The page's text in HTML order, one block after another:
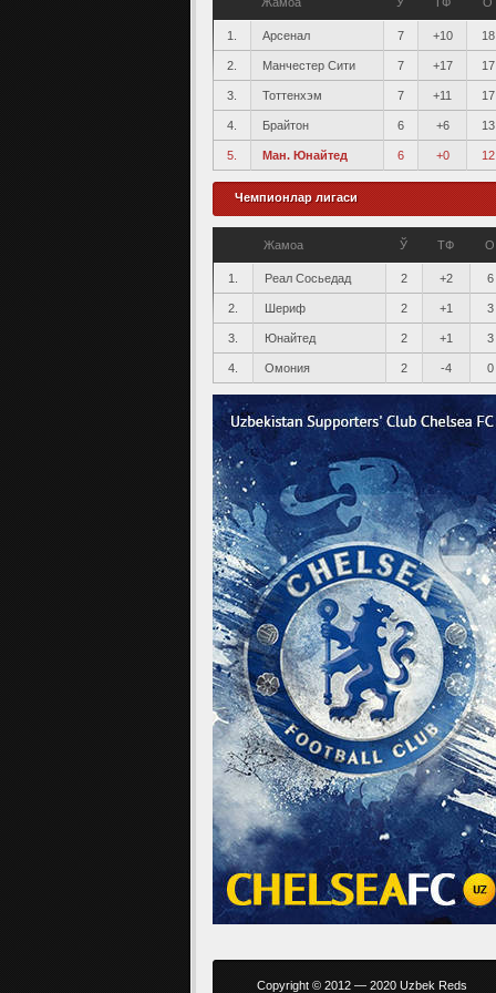
1. Арсенал 7 +10 18
2. Манчестер Сити 7 +17 17
3. Тоттенхэм 7 +11 17
4. Брайтон 6 +6 13
5. Ман. Юнайтед 6 +0 12
Чемпионлар лигаси
Жамоа Ў ТФ О
1. Реал Сосьедад 2 +2 6
2. Шериф 2 +1 3
3. Юнайтед 2 +1 3
4. Омония 2 -4 0
Copyright © 2012 — 2020 Uzbek Reds